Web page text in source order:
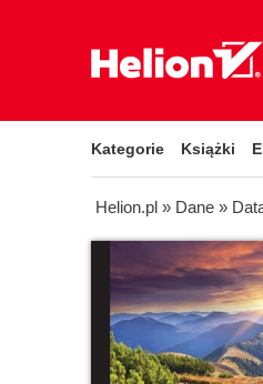
Kategorie Książki
Helion.pl » Dane »